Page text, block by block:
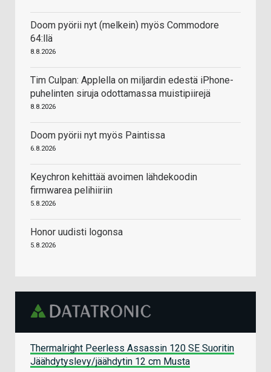
Doom pyörii nyt (melkein) myös Commodore
64:llä
8.8.2026
Tim Culpan: Applella on miljardin edestä iPhone-
puhelinten siruja odottamassa muistipiirejä
8.8.2026
Doom pyörii nyt myös Paintissa
6.8.2026
Keychron kehittää avoimen lähdekoodin
firmwarea pelihiiriin
5.8.2026
Honor uudisti logonsa
5.8.2026
Thermalright Peerless Assassin 120 SE Suoritin
Jäähdytyslevy/jäähdytin 12 cm Musta